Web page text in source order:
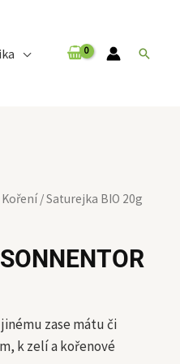
Hledat
Koření/ Saturejka BIO 20g
zase mátu či
k zelí a kořenové